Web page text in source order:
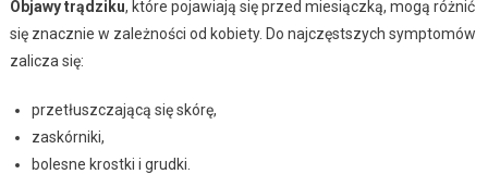
Objawy trądziku, które pojawiają się przed miesiączką, mogą różnić
się znacznie w zależności od kobiety. Do najczęstszych symptomów
zalicza się:
przetłuszczającą się skórę,
zaskórniki,
bolesne krostki i grudki.